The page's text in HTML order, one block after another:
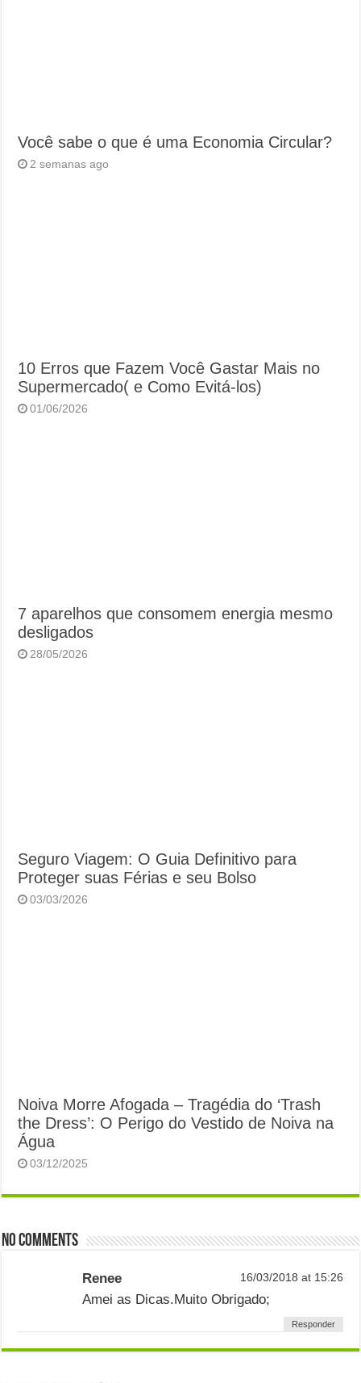
Você sabe o que é uma Economia Circular?
2 semanas ago
10 Erros que Fazem Você Gastar Mais no
Supermercado( e Como Evitá-los)
01/06/2026
7 aparelhos que consomem energia mesmo
desligados
28/05/2026
Seguro Viagem: O Guia Definitivo para
Proteger suas Férias e seu Bolso
03/03/2026
Noiva Morre Afogada – Tragédia do ‘Trash
the Dress’: O Perigo do Vestido de Noiva na
Água
03/12/2025
No comments
Renee 16/03/2018 at 15:26
Amei as Dicas.Muito Obrigado;
Responder